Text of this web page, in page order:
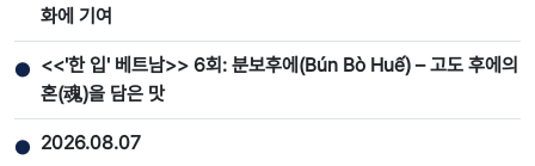
화에 기여
● <<'한 입' 베트남>> 6회: 분보후에(Bún Bò Huế) – 고도 후에의
혼(魂)을 담은 맛
● 2026.08.07